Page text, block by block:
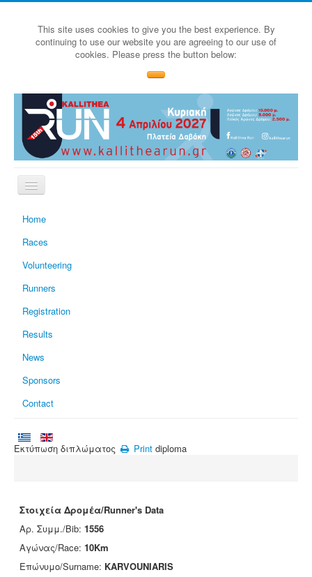
This site uses cookies to give you the best experience. By
continuing to use our website you are agreeing to our use of
cookies. Please press the button below:
Home
Races
Volunteering
Runners
Registration
Results
News
Sponsors
Contact
Εκτύπωση διπλώματος Print diploma
Στοιχεία Δρομέα/Runner's Data
Αρ. Συμμ./Bib: 1556
Αγώνας/Race: 10Km
Επώνυμο/Surname: KARVOUNIARIS